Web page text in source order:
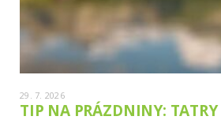
29. 7. 2026
TIP NA PRÁZDNINY: TATRY